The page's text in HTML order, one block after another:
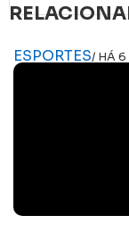
ESPORTES/ HÁ 6